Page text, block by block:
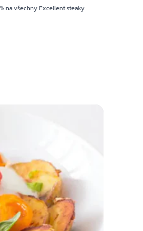
na všechny Excellent steaky